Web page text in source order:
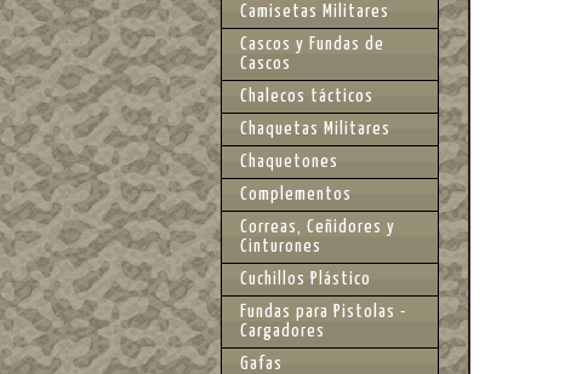
Camisetas Militares
Cascos y Fundas de
Cascos
Chalecos tácticos
Chaquetas Militares
Chaquetones
Complementos
Correas, Ceñidores y
Cinturones
Cuchillos Plástico
Fundas para Pistolas -
Cargadores
Gafas